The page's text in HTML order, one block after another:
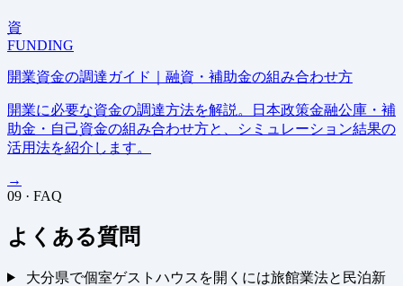
資
FUNDING
開業資金の調達ガイド｜融資・補助金の組み合わせ方
開業に必要な資金の調達方法を解説。日本政策金融公庫・補
助金・自己資金の組み合わせ方と、シミュレーション結果の
活用法を紹介します。
→
09 · FAQ
よくある質問
大分県で個室ゲストハウスを開くには旅館業法と民泊新